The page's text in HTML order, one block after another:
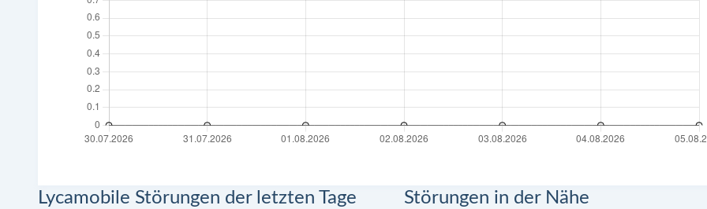
Lycamobile Störungen der letzten Tage Störungen in der Nähe